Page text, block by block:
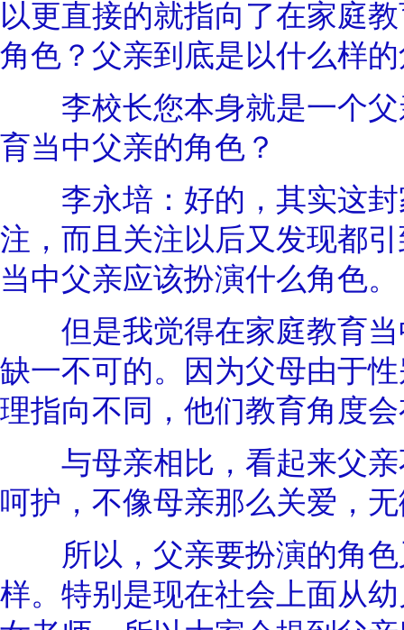
以更直接的就指向了在家庭
角色？父亲到底是以什么样
李校长您本身就是一个父
育当中父亲的角色？
李永培：好的，其实这封
注，而且关注以后又发现都
当中父亲应该扮演什么角色。
但是我觉得在家庭教育当
缺一不可的。因为父母由于
理指向不同，他们教育角度
与母亲相比，看起来父亲
呵护，不像母亲那么关爱，
所以，父亲要扮演的角色
样。特别是现在社会上面从